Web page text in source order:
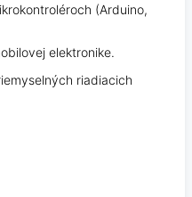
(Arduino,
elektronike.
riadiacich